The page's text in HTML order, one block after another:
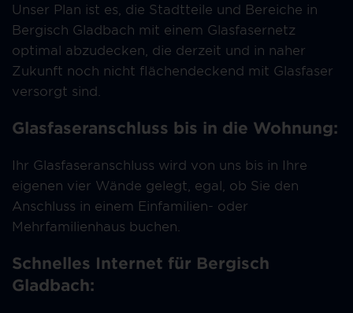
Unser Plan ist es, die Stadtteile und Bereiche in
Bergisch Gladbach mit einem Glasfasernetz
optimal abzudecken, die derzeit und in naher
Zukunft noch nicht flächendeckend mit Glasfaser
versorgt sind.
Glasfaseranschluss bis in die Wohnung:
Ihr Glasfaseranschluss wird von uns bis in Ihre
eigenen vier Wände gelegt, egal, ob Sie den
Anschluss in einem Einfamilien- oder
Mehrfamilienhaus buchen.
Schnelles Internet für Bergisch
Gladbach: